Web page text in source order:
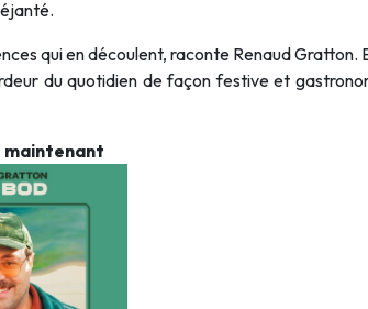
qui en découlent, raconte Renaud Gratton.
du quotidien de façon festive et
maintenant